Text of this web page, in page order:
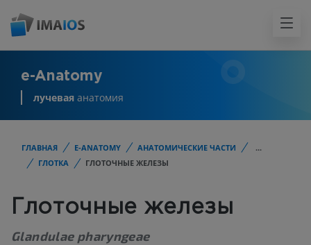
e-Anatomy
лучевая анатомия
ГЛАВНАЯ E-ANATOMY АНАТОМИЧЕСКИЕ ЧАСТИ
...
ГЛОТКА
ГЛОТОЧНЫЕ ЖЕЛЕЗЫ
Глоточные железы
Glandulae pharyngeae